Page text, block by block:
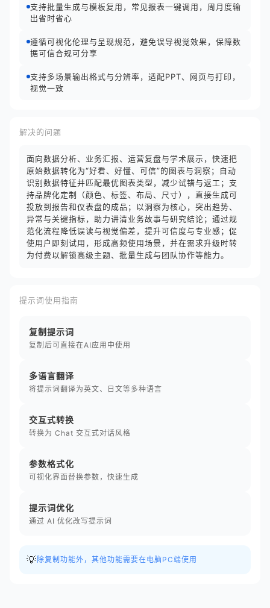
支持批量生成与模板复用，常见报表一键调用，周月度输
出省时省心
遵循可视化伦理与呈现规范，避免误导视觉效果，保障数
据可信合规可分享
支持多场景输出格式与分辨率，适配PPT、网页与打印，
视觉一致
解决的问题
面向数据分析、业务汇报、运营复盘与学术展示，快速把
原始数据转化为“好看、好懂、可信”的图表与洞察；自动
识别数据特征并匹配最优图表类型，减少试错与返工；支
持品牌化定制（颜色、标签、布局、尺寸），直接生成可
投放到报告和仪表盘的成品；以洞察为核心，突出趋势、
异常与关键指标，助力讲清业务故事与研究结论；通过规
范化流程降低误读与视觉偏差，提升可信度与专业感；促
使用户即刻试用，形成高频使用场景，并在需求升级时转
为付费以解锁高级主题、批量生成与团队协作等能力。
提示词使用指南
复制提示词
复制后可直接在AI应用中使用
多语言翻译
将提示词翻译为英文、日文等多种语言
交互式转换
转换为 Chat 交互式对话风格
参数格式化
可视化界面替换参数，快速生成
提示词优化
通过 AI 优化改写提示词
💡 除复制功能外，其他功能需要在电脑PC端使用